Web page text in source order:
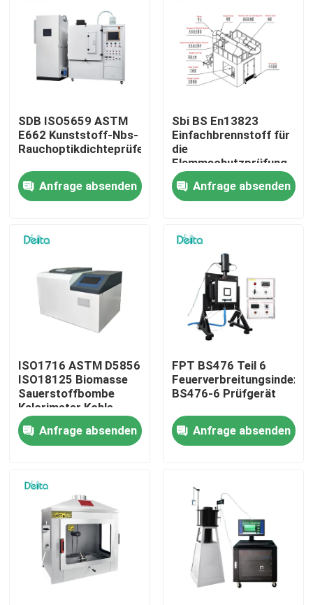
Zu Hause
Produkte
Werksbesichtigung
Qualitätskontrolle
Bitte um ein Angebot
Elektrisches Testgerät
SDB ISO5659 ASTM
E662 Kunststoff-Nbs-
Rauchoptikdichteprüfer
Anfrage absenden
Sbi BS En13823
Einfachbrennstoff für
die
Flammschutzprüfung
Anfrage absenden
ISO1716 ASTM D5856
ISO18125 Biomasse
Sauerstoffbombe
Kalorimeter Kohle
Kalorifizierungswert
TesterAnfrage absenden
FPT BS476 Teil 6
Feuerverbreitungsindex
BS476-6 Prüfgerät
Anfrage absenden